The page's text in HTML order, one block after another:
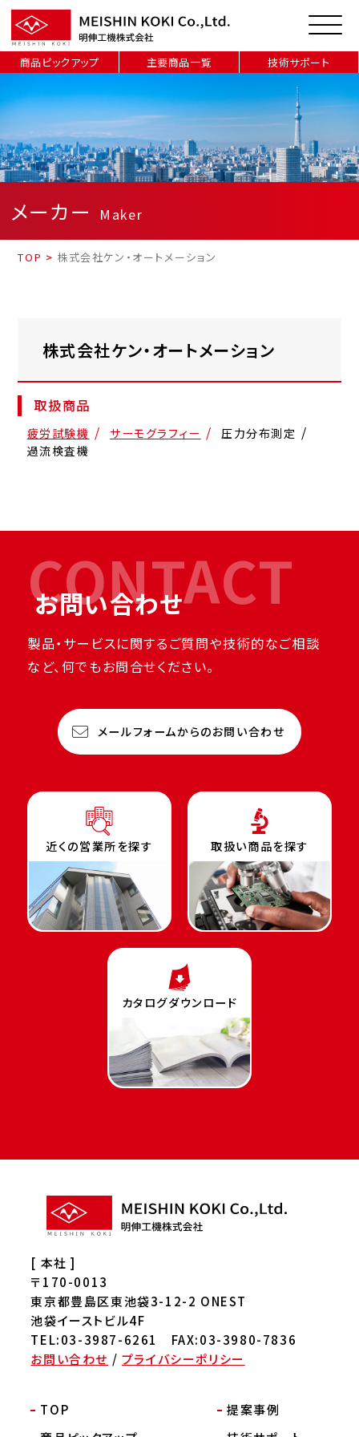
商品ピックアップ 主要商品一覧 技術サポート
メーカー Maker
TOP > 株式会社ケン・オートメーション
株式会社ケン・オートメーション
取扱商品
疲労試験機 サーモグラフィー
圧力分布測定
過流検査機
CONTACT
お問い合わせ
製品・サービスに関するご質問や技術的なご相談
など、何でもお問合せください。
メールフォームからのお問い合わせ
近くの営業所を探す 取扱い商品を探す
カタログダウンロード
[ 本社 ]
〒170-0013
東京都豊島区東池袋3-12-2 ONEST
池袋イーストビル4F
TEL:03-3987-6261 FAX:03-3980-7836
お問い合わせ / プライバシーポリシー
TOP
提案事例